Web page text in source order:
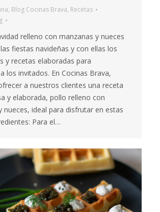
, Blog Cocinas Brava, Recetas
relleno con manzanas y nueces
fiestas navideñas y con ellas los
y recetas elaboradas para
los invitados. En Cocinas Brava,
a nuestros clientes una receta
y elaborada, pollo relleno con
nueces, ideal para disfrutar en estas
Para el…